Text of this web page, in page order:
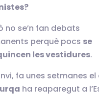
no se’n fan debats
perquè pocs se
les vestidures.
fa unes setmanes el
ha reaparegut a